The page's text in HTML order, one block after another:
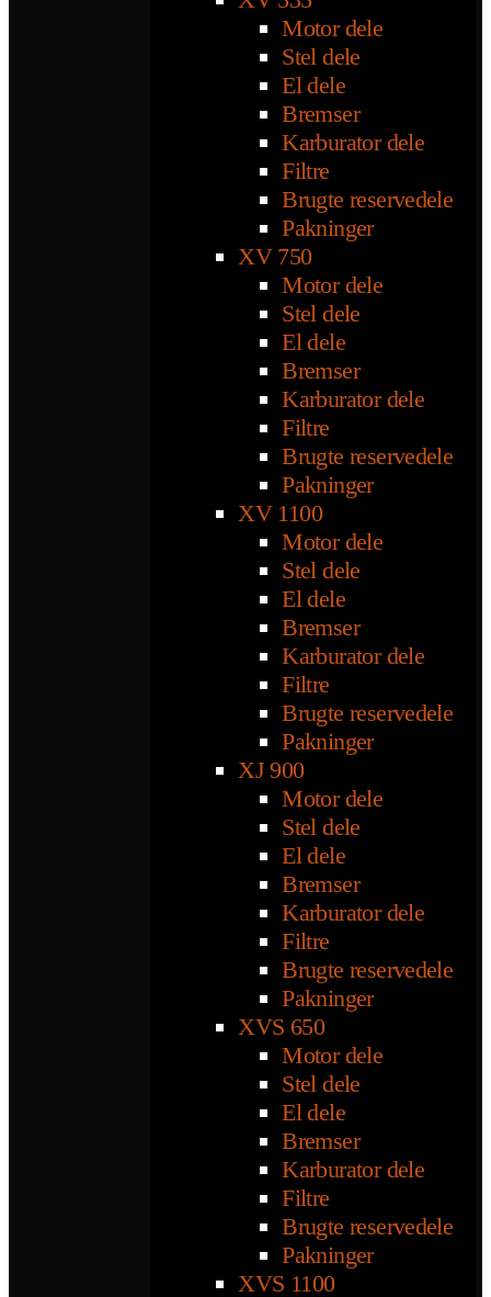
Motor dele
Stel dele
El dele
Bremser
Karburator dele
Filtre
Brugte reservedele
Pakninger
XV 750
Motor dele
Stel dele
El dele
Bremser
Karburator dele
Filtre
Brugte reservedele
Pakninger
XV 1100
Motor dele
Stel dele
El dele
Bremser
Karburator dele
Filtre
Brugte reservedele
Pakninger
XJ 900
Motor dele
Stel dele
El dele
Bremser
Karburator dele
Filtre
Brugte reservedele
Pakninger
XVS 650
Motor dele
Stel dele
El dele
Bremser
Karburator dele
Filtre
Brugte reservedele
Pakninger
XVS 1100